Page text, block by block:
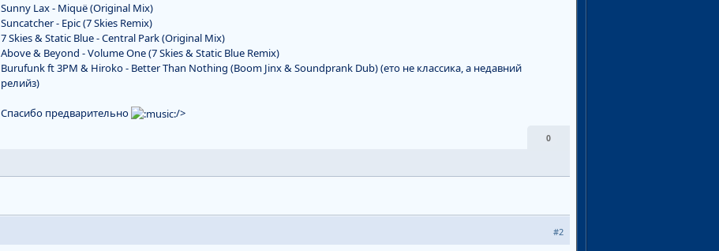
Sunny Lax - Miquë (Original Mix)
Suncatcher - Epic (7 Skies Remix)
7 Skies & Static Blue - Central Park (Original Mix)
Above & Beyond - Volume One (7 Skies & Static Blue Remix)
Burufunk ft 3PM & Hiroko - Better Than Nothing (Boom Jinx & Soundprank Dub) (ето не классика, а недавний
релийз)
Спасибо предварительно />
0
#2